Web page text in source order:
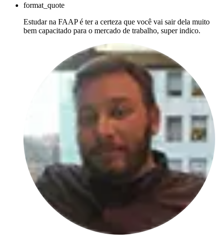
format_quote
Estudar na FAAP é ter a certeza que você vai sair dela muito
bem capacitado para o mercado de trabalho, super indico.